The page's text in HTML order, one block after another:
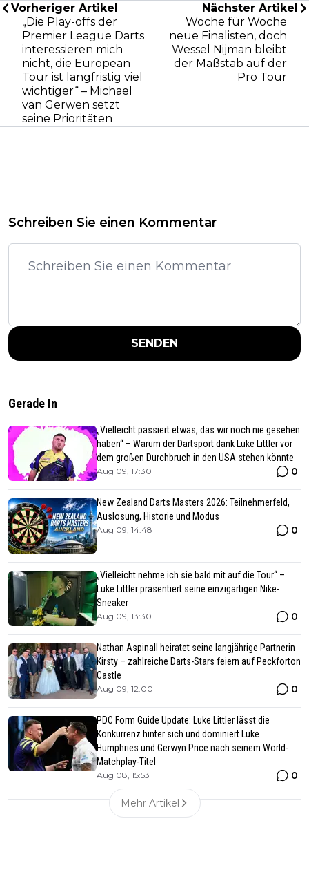
Vorheriger Artikel
„Die Play-offs der
Premier League Darts
interessieren mich
nicht, die European
Tour ist langfristig viel
wichtiger“ – Michael
van Gerwen setzt
seine Prioritäten
Nächster Artikel
Woche für Woche
neue Finalisten, doch
Wessel Nijman bleibt
der Maßstab auf der
Pro Tour
Schreiben Sie einen Kommentar
SENDEN
Gerade In
„Vielleicht passiert etwas, das wir noch nie gesehen
haben“ – Warum der Dartsport dank Luke Littler vor
dem großen Durchbruch in den USA stehen könnte
Aug 09, 17:30 0
New Zealand Darts Masters 2026: Teilnehmerfeld,
Auslosung, Historie und Modus
Aug 09, 14:48 0
„Vielleicht nehme ich sie bald mit auf die Tour“ –
Luke Littler präsentiert seine einzigartigen Nike-
Sneaker
Aug 09, 13:30 0
Nathan Aspinall heiratet seine langjährige Partnerin
Kirsty – zahlreiche Darts-Stars feiern auf Peckforton
Castle
Aug 09, 12:00 0
PDC Form Guide Update: Luke Littler lässt die
Konkurrenz hinter sich und dominiert Luke
Humphries und Gerwyn Price nach seinem World-
Matchplay-Titel
Aug 08, 15:53 0
Mehr Artikel